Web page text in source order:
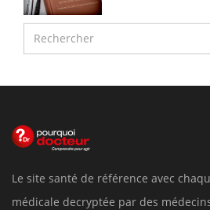
Le site santé de référence avec
médicale decryptée par des